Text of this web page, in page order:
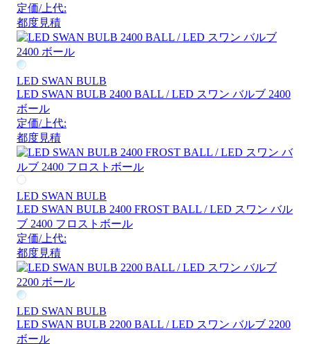
定価/上代:
都度見積
LED SWAN BULB
LED SWAN BULB 2400 BALL / LED スワン バルブ 2400
ボール
定価/上代:
都度見積
LED SWAN BULB
LED SWAN BULB 2400 FROST BALL / LED スワン バル
ブ 2400 フロストボール
定価/上代:
都度見積
LED SWAN BULB
LED SWAN BULB 2200 BALL / LED スワン バルブ 2200
ボール